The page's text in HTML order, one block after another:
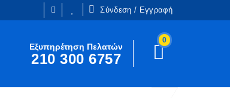
Σύνδεση / Εγγραφή
Είμαι ήδη πελάτης
Εξυπηρέτηση Πελατών
210 300 6757
0